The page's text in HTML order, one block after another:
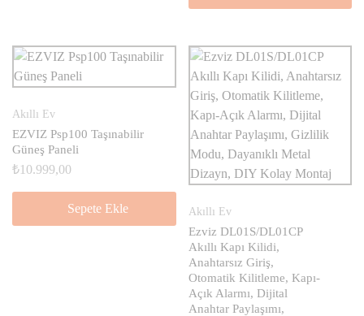
Akıllı Ev
EZVIZ Psp100 Taşınabilir
Güneş Paneli
₺10.999,00
Sepete Ekle Akıllı Ev
Ezviz DL01S/DL01CP
Akıllı Kapı Kilidi,
Anahtarsız Giriş,
Otomatik Kilitleme, Kapı-
Açık Alarmı, Dijital
Anahtar Paylaşımı,